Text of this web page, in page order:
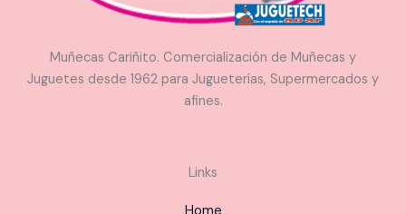
Muñecas Cariñito. Comercialización de Muñecas y
Juguetes desde 1962 para Jugueterías, Supermercados y
afines.
Links